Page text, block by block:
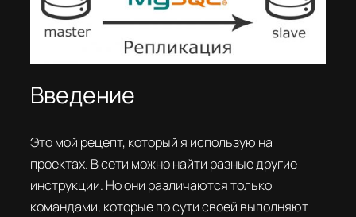
Введение
Это мой рецепт, который я использую на
проектах. В сети можно найти разные другие
инструкции. Но они различаются только
командами, которые по сути своей выполняют